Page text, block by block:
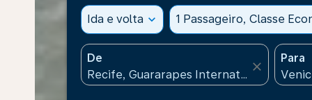
Ida e volta expand_more 1 Passageiro, Classe
De
close
Para